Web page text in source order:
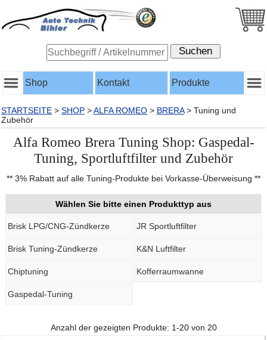
Shop Kontakt Produkte
STARTSEITE > SHOP >ALFA ROMEO > BRERA > Tuning und
Zubehör
Alfa Romeo Brera Tuning Shop: Gaspedal-
Tuning, Sportluftfilter und Zubehör
** 3% Rabatt auf alle Tuning-Produkte bei Vorkasse-Überweisung **
Wählen Sie bitte einen Produkttyp aus
Brisk LPG/CNG-Zündkerze JR Sportluftfilter
Brisk Tuning-Zündkerze K&N Luftfilter
Chiptuning Kofferraumwanne
Gaspedal-Tuning
Anzahl der gezeigten Produkte: 1-20 von 20